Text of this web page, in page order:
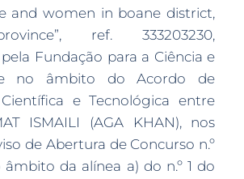
and women in boane district,
ref. 333203230,
Fundação para a Ciência e
e no âmbito do Acordo de
e Tecnológica entre
ISMAILI (AGA KHAN), nos
de Abertura de Concurso n.º
âmbito da alínea a) do n.º 1 do